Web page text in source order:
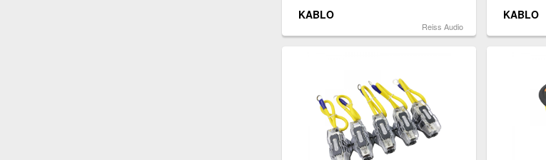
KABLO
Reiss Audio
KABLO